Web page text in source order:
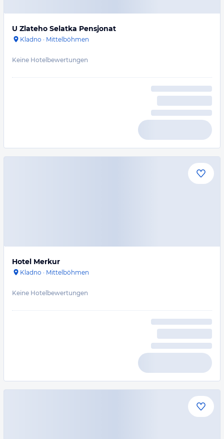
U Zlateho Selatka Pensjonat
Kladno · Mittelböhmen
Keine Hotelbewertungen
Hotel Merkur
Kladno · Mittelböhmen
Keine Hotelbewertungen